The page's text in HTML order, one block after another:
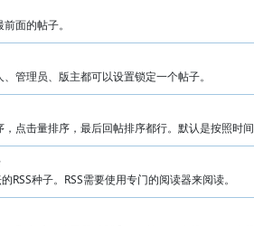
面的帖子。
管理员、版主都可以设置锁定一个帖子。
点击量排序，最后回帖排序都行。默认是按照时间
RSS种子。RSS需要使用专门的阅读器来阅读。